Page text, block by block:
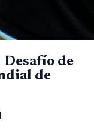
de
de